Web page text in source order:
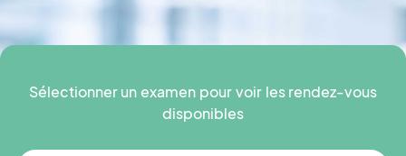
Sélectionner un examen pour voir les rendez-vous
disponibles